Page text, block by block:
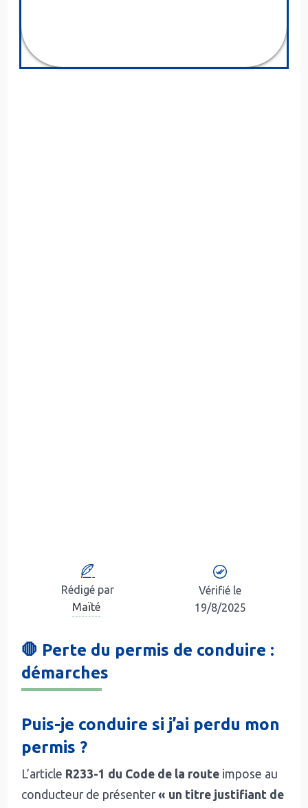
Rédigé par
Maïté
Vérifié le
19/8/2025
🛑 Perte du permis de conduire :
démarches
Puis-je conduire si j’ai perdu mon
permis ?
L’article R233-1 du Code de la route impose au
conducteur de présenter« un titre justifiant de